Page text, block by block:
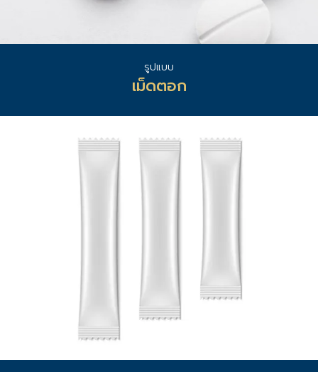
รูปแบบ
เม็ดตอก